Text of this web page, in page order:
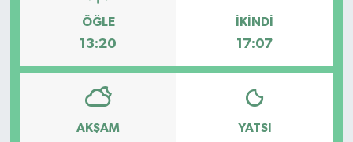
ÖĞLE
13:20
İKINDI
17:07
AKŞAM YATSI
TEKNOLOJİ